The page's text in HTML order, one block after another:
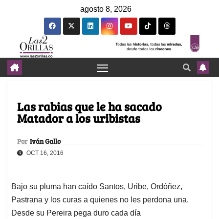
agosto 8, 2026
Las rabias que le ha sacado
Matador a los uribistas
Por Iván Gallo
OCT 16, 2016
Bajo su pluma han caído Santos, Uribe, Ordóñez,
Pastrana y los curas a quienes no les perdona una.
Desde su Pereira pega duro cada día